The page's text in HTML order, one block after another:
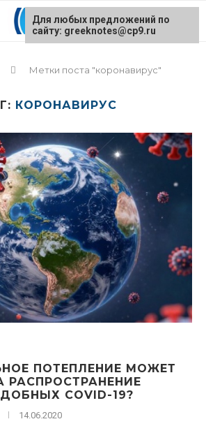
Метки поста "коронавирус"
КОРОНАВИРУС
ПОТЕПЛЕНИЕ МОЖЕТ
РАСПРОСТРАНЕНИЕ
COVID-19?
14.06.2020
Для любых предложений по
сайту: greeknotes@cp9.ru